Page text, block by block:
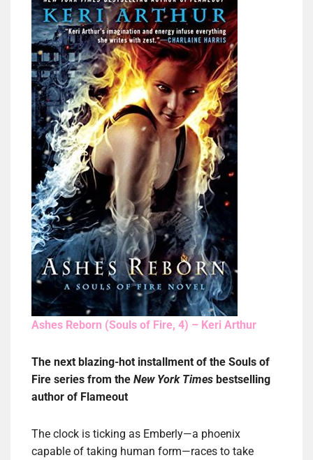
Ashes Reborn (Souls of Fire, 4) – Keri Arthur
The next blazing-hot installment of the Souls of
Fire series from the New York Times bestselling
author of Flameout
The clock is ticking as Emberly—a phoenix
capable of taking human form—races to take